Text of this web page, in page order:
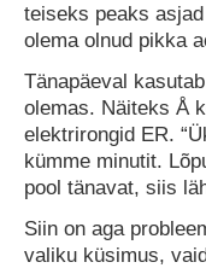
teiseks peaks
olema olnud pikka
Tänapäeval
olemas. Näiteks Å
elektrirongid ER.
kümme minutit.
pool tänavat, siis
Siin on aga
valiku küsimus,